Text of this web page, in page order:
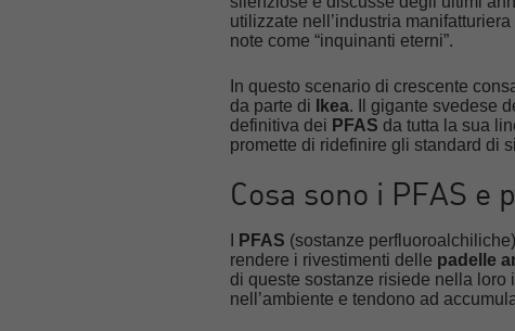
utilizzate nell’industria
note come “inquinanti eterni”.
In questo scenario di crescente
da parte di
Ikea. Il gigante svedese
definitiva dei PFAS da tutta la sua
promette di ridefinire gli standard di
Cosa sono i PFAS e
PFAS (sostanze
rendere i rivestimenti delle padelle
di queste sostanze risiede nella
nell’ambiente e tendono ad